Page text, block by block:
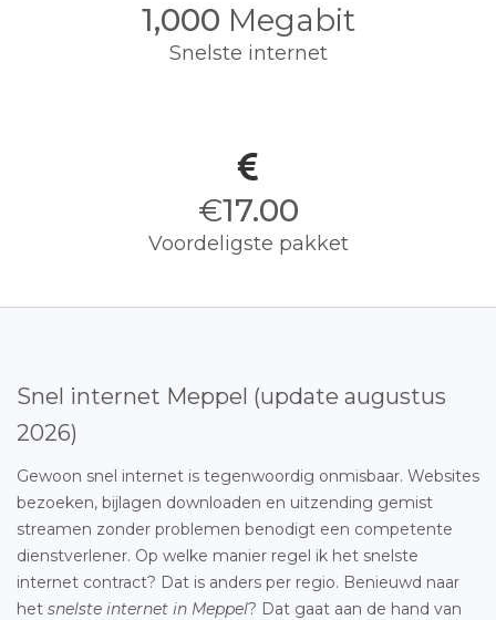
1,000 Megabit
Snelste internet
€17.00
Voordeligste pakket
Snel internet Meppel (update augustus
2026)
Gewoon snel internet is tegenwoordig onmisbaar. Websites
bezoeken, bijlagen downloaden en uitzending gemist
streamen zonder problemen benodigt een competente
dienstverlener. Op welke manier regel ik het snelste
internet contract? Dat is anders per regio. Benieuwd naar
het snelste internet in Meppel? Dat gaat aan de hand van